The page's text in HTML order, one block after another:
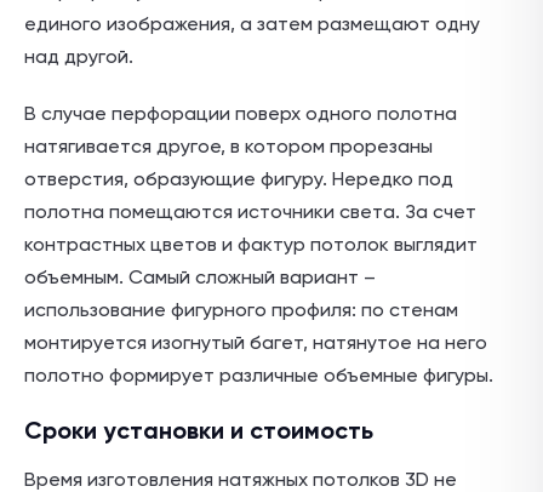
единого изображения, а затем размещают одну
над другой.
В случае перфорации поверх одного полотна
натягивается другое, в котором прорезаны
отверстия, образующие фигуру. Нередко под
полотна помещаются источники света. За счет
контрастных цветов и фактур потолок выглядит
объемным. Самый сложный вариант –
использование фигурного профиля: по стенам
монтируется изогнутый багет, натянутое на него
полотно формирует различные объемные фигуры.
Сроки установки и стоимость
Время изготовления натяжных потолков 3D не